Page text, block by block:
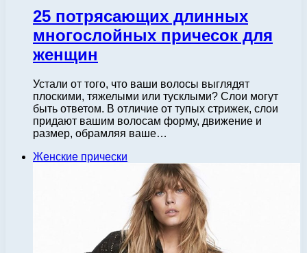
25 потрясающих длинных
многослойных причесок для
женщин
Устали от того, что ваши волосы выглядят
плоскими, тяжелыми или тусклыми? Слои могут
быть ответом. В отличие от тупых стрижек, слои
придают вашим волосам форму, движение и
размер, обрамляя ваше…
Женские прически